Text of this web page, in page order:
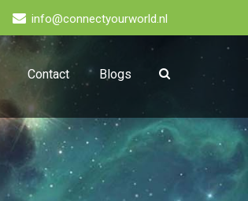
info@connectyourworld.nl
Contact Blogs